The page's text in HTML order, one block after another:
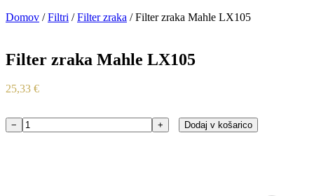
Domov /Filtri /Filter zraka / Filter zraka Mahle LX105
Filter zraka Mahle LX105
25,33 €
Filter
− + Dodaj v košarico